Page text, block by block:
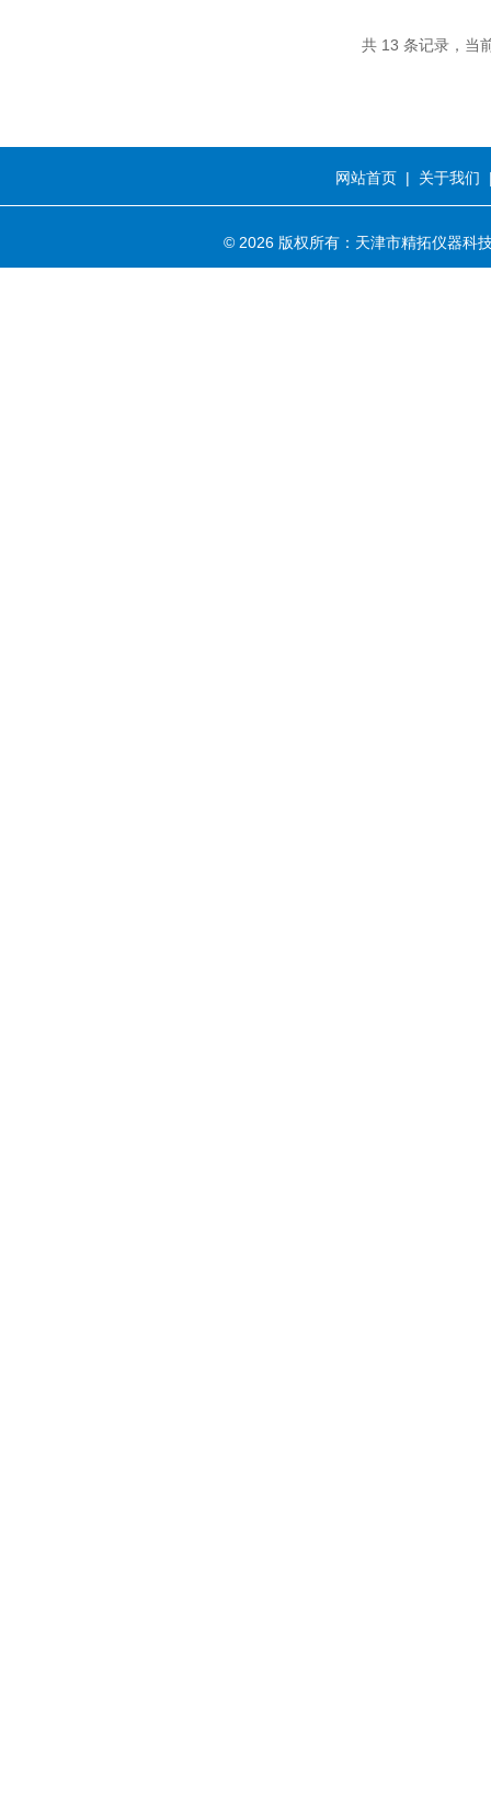
共 13 条记录，
网站首页 | 关于我们
© 2026 版权所有：天津市精拓仪器科